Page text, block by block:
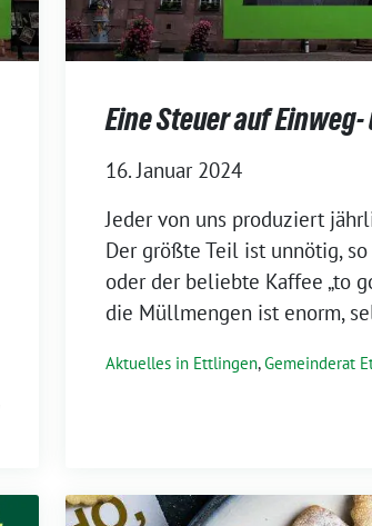
Eine Steuer auf
16. Januar 2024
Jeder von uns produziert
Der größte Teil ist unnötig,
oder der beliebte Kaffee „to
die Müllmengen ist enorm,
Aktuelles in Ettlingen,Gemeinderat